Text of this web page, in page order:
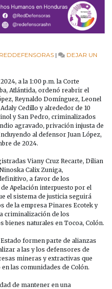
REDDEFENSORAS |
DEJAR UN
a la 1:00 p.m. la Corte
Atlántida, ordenó reabrir el
Reynaldo Domínguez, Leonel
Cedillo y alrededor de 10
y San Pedro, criminalizados
agravado, privación injusta de
al defensor Juan López,
de 2024.
Viany Cruz Recarte, Dilian
Calix Zuniga,
a favor de los
Apelación interpuesto por el
el sistema de justicia seguirá
de la empresa Pinares Ecotek y
criminalización de los
bienes naturales en Tocoa, Colón.
formen parte de alianzas
a las y los defensores de
mineras y extractivas que
las comunidades de Colón.
de mantener en una